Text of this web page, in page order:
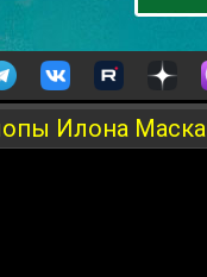
Илона Маска